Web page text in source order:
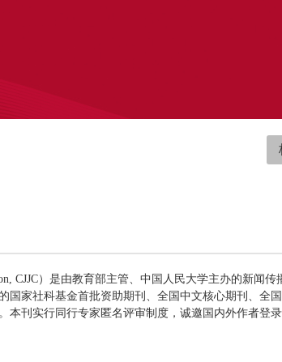
CJJC）是由教育部主管、中国人民大学主办的新闻
家社科基金首批资助期刊、全国中文核心期刊、全
本刊实行同行专家匿名评审制度，诚邀国内外作者登